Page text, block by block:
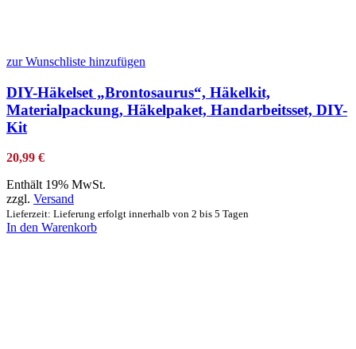
zur Wunschliste hinzufügen
DIY-Häkelset „Brontosaurus“, Häkelkit,
Materialpackung, Häkelpaket, Handarbeitsset, DIY-
Kit
20,99 €
Enthält 19% MwSt.
zzgl. Versand
Lieferzeit: Lieferung erfolgt innerhalb von 2 bis 5 Tagen
In den Warenkorb